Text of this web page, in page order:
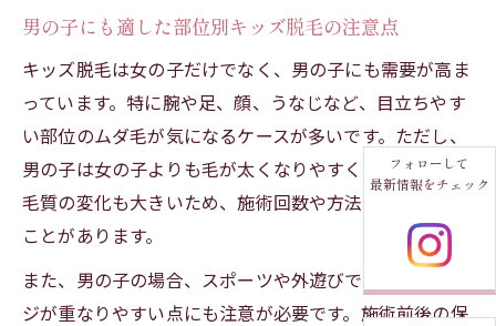
男の子にも適した部位別キッズ脱毛の注意点
キッズ脱毛は女の子だけでなく、男の子にも需要が高ま
っています。特に腕や足、顔、うなじなど、目立ちやす
い部位のムダ毛が気になるケースが多いです。ただし、
男の子は女の子よりも毛が太くなりやすく、成長による
毛質の変化も大きいため、施術回数や方法に違いが出る
ことがあります。
また、男の子の場合、スポーツや外遊びで肌へのダメー
ジが重なりやすい点にも注意が必要です。施術前後の保
フォローして
最新情報をチェック